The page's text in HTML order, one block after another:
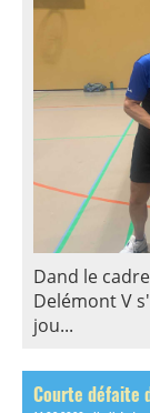
Dand le
Delémont V
jou...
Courte défaite